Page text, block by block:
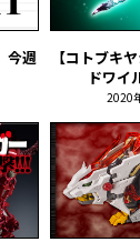
今週
【コトブキ
ドワイ
2020